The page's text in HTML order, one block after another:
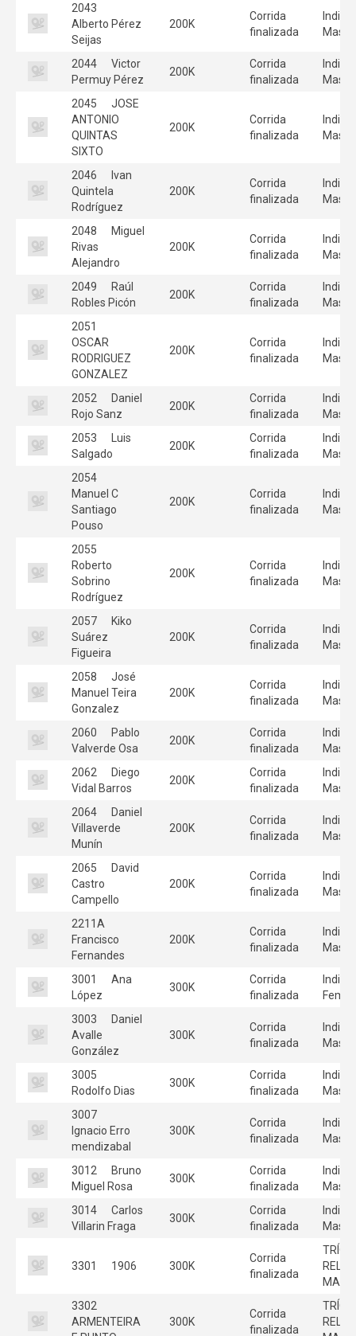
2043
Alberto Pérez
Seijas
200K
Corrida
finalizada
2044
Victor
Permuy Pérez
200K
Corrida
finalizada
2045
JOSE
ANTONIO
QUINTAS
SIXTO
200K
Corrida
finalizada
2046
Ivan
Quintela
Rodríguez
200K
Corrida
finalizada
2048
Miguel
Rivas
Alejandro
200K
Corrida
finalizada
2049
Raúl
Robles Picón
200K
Corrida
finalizada
2051
OSCAR
RODRIGUEZ
GONZALEZ
200K
Corrida
finalizada
2052
Daniel
Rojo Sanz
200K
Corrida
finalizada
2053
Luis
Salgado
200K
Corrida
finalizada
2054
Manuel C
Santiago
Pouso
200K
Corrida
finalizada
2055
Roberto
Sobrino
Rodríguez
200K
Corrida
finalizada
2057
Kiko
Suárez
Figueira
200K
Corrida
finalizada
2058
José
Manuel Teira
Gonzalez
200K
Corrida
finalizada
2060
Pablo
Valverde Osa
200K
Corrida
finalizada
2062
Diego
Vidal Barros
200K
Corrida
finalizada
2064
Daniel
Villaverde
Munín
200K
Corrida
finalizada
2065
David
Castro
Campello
200K
Corrida
finalizada
2211A
Francisco
Fernandes
200K
Corrida
finalizada
3001
Ana
López
300K
Corrida
finalizada
3003
Daniel
Avalle
González
300K
Corrida
finalizada
3005
Rodolfo Dias
300K
Corrida
finalizada
3007
Ignacio Erro
mendizabal
300K
Corrida
finalizada
3012
Bruno
Miguel Rosa
300K
Corrida
finalizada
3014
Carlos
Villarin Fraga
300K
Corrida
finalizada
3301 1906 300K
Corrida
finalizada
TRÍO
MASC
3302
ARMENTEIRA
300K
Corrida
finalizada
TRÍO